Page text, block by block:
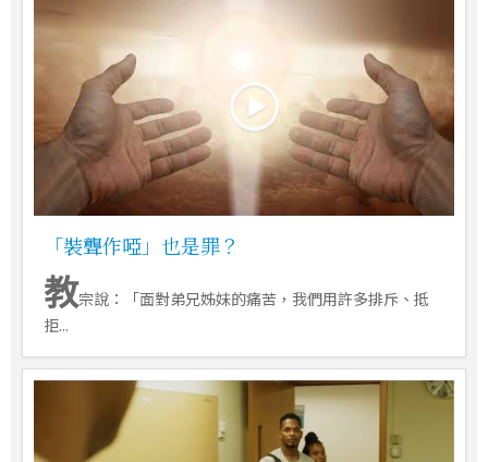
「裝聾作啞」也是罪？
教宗說：「面對弟兄姊妹的痛苦，我們用許多排斥、抵
拒...